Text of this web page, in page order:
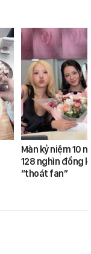
Màn kỷ niệm 10
128 nghìn đồng
“thoát fan”